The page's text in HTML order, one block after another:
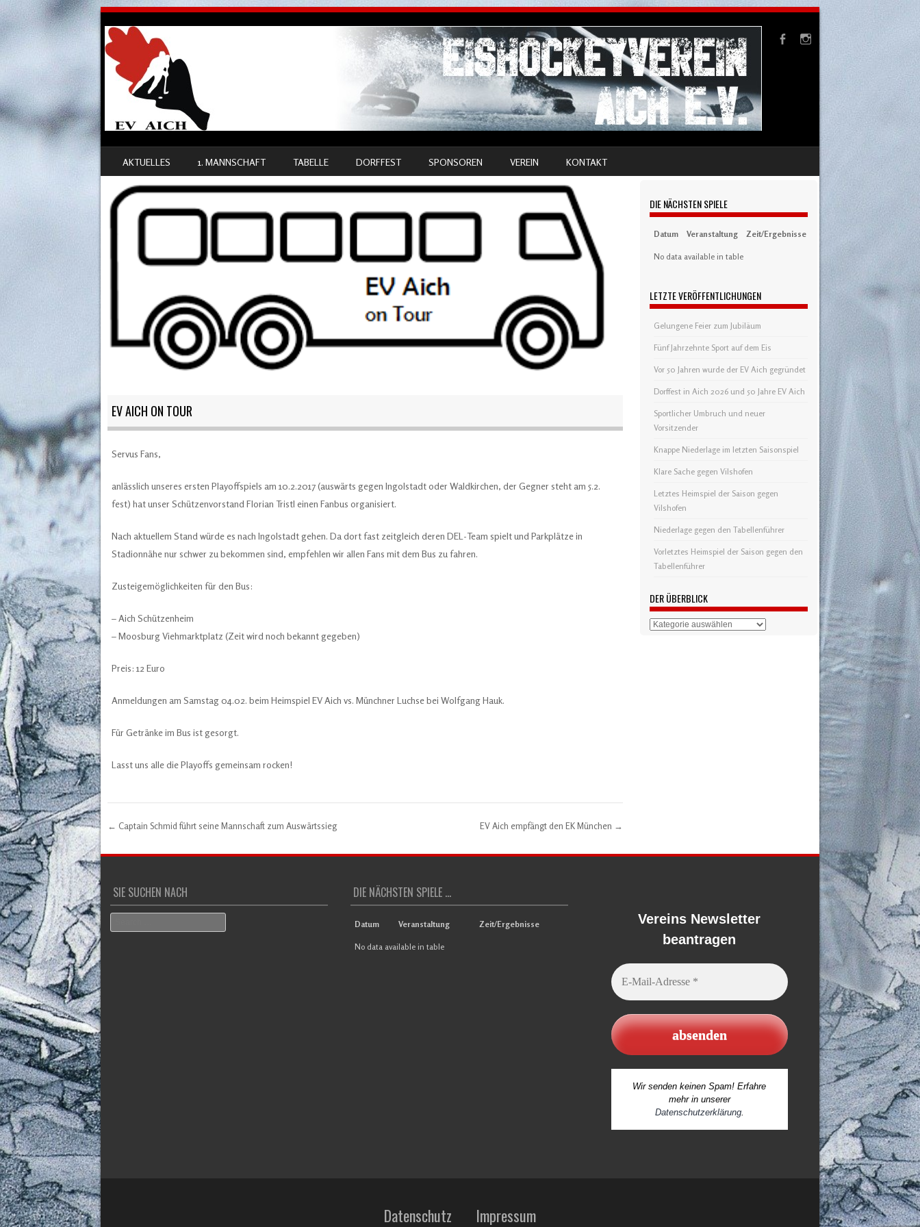
MENU
AKTUELLES 1. MANNSCHAFT TABELLE DORFFEST SPONSOREN VEREIN KONTAKT
EV AICH ON TOUR
Servus Fans,
anlässlich unseres ersten Playoffspiels am 10.2.2017 (auswärts gegen Ingolstadt oder Waldkirchen, der Gegner steht am 5.2.
fest) hat unser Schützenvorstand Florian Tristl einen Fanbus organisiert.
Nach aktuellem Stand würde es nach Ingolstadt gehen. Da dort fast zeitgleich deren DEL-Team spielt und Parkplätze in
Stadionnähe nur schwer zu bekommen sind, empfehlen wir allen Fans mit dem Bus zu fahren.
Zusteigemöglichkeiten für den Bus:
– Aich Schützenheim
– Moosburg Viehmarktplatz (Zeit wird noch bekannt gegeben)
Preis: 12 Euro
Anmeldungen am Samstag 04.02. beim Heimspiel EV Aich vs. Münchner Luchse bei Wolfgang Hauk.
Für Getränke im Bus ist gesorgt.
Lasst uns alle die Playoffs gemeinsam rocken!
Post navigation
← Captain Schmid führt seine Mannschaft zum Auswärtssieg EV Aich empfängt den EK München →
DIE NÄCHSTEN SPIELE
Datum Veranstaltung Zeit/Ergebnisse Artikel
No data available in table
LETZTE VERÖFFENTLICHUNGEN
Gelungene Feier zum Jubiläum
Fünf Jahrzehnte Sport auf dem Eis
Vor 50 Jahren wurde der EV Aich gegründet
Dorffest in Aich 2026 und 50 Jahre EV Aich
Sportlicher Umbruch und neuer
Vorsitzender
Knappe Niederlage im letzten Saisonspiel
Klare Sache gegen Vilshofen
Letztes Heimspiel der Saison gegen
Vilshofen
Niederlage gegen den Tabellenführer
Vorletztes Heimspiel der Saison gegen den
Tabellenführer
DER ÜBERBLICK
Der
SIE SUCHEN NACH DIE NÄCHSTEN SPIELE ...
Datum Veranstaltung Zeit/Ergebnisse
No data available in table
Vereins Newsletter
beantragen
Wir senden keinen Spam! Erfahre
mehr in unserer
Datenschutzerklärung.
Datenschutz Impressum